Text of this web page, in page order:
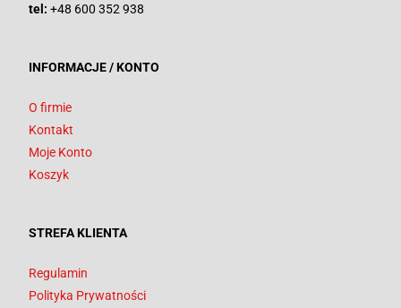
tel: +48 600 352 938
INFORMACJE / KONTO
O firmie
Kontakt
Moje Konto
Koszyk
STREFA KLIENTA
Regulamin
Polityka Prywatności